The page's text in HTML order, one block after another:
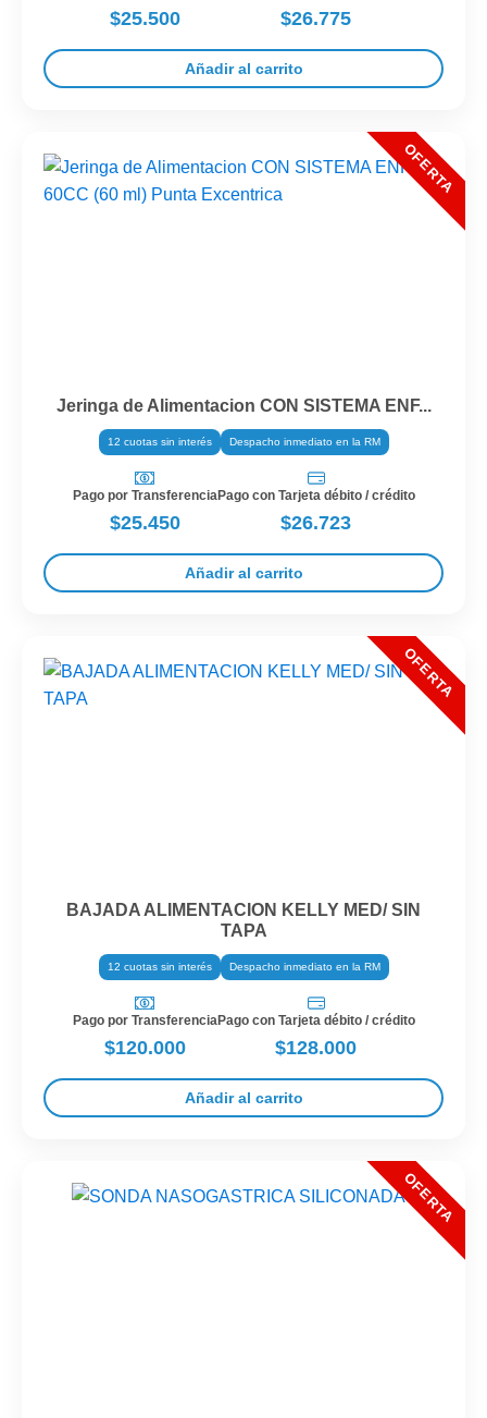
$25.500 $26.775
Añadir al carrito
Jeringa de Alimentacion CON SISTEMA ENF...
12 cuotas sin interés Despacho inmediato en la RM
Pago por Transferencia
$25.450
Pago con Tarjeta débito / crédito
$26.723
Añadir al carrito
BAJADA ALIMENTACION KELLY MED/ SIN
TAPA
12 cuotas sin interés Despacho inmediato en la RM
Pago por Transferencia
$120.000
Pago con Tarjeta débito / crédito
$128.000
Añadir al carrito